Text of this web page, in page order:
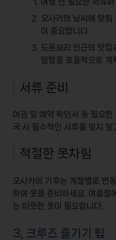
오사카의 날씨에 맞춰
이 중요합니다.
도톤보리 인근의 맛집
일정을 효율적으로 계
서류 준비
여권 및 예약 확인서 등 필요한
국 시 필수적인 서류를 잊지 말
적절한 옷차림
오사카의 기후는 계절별로 변동
하여 옷을 준비하세요. 여름철
는 따뜻한 옷이 필요합니다.
3, 크루즈 즐기기 팁